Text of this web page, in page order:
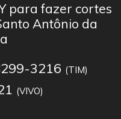
para fazer cortes
Antônio da
3216 (TIM)
(VIVO)